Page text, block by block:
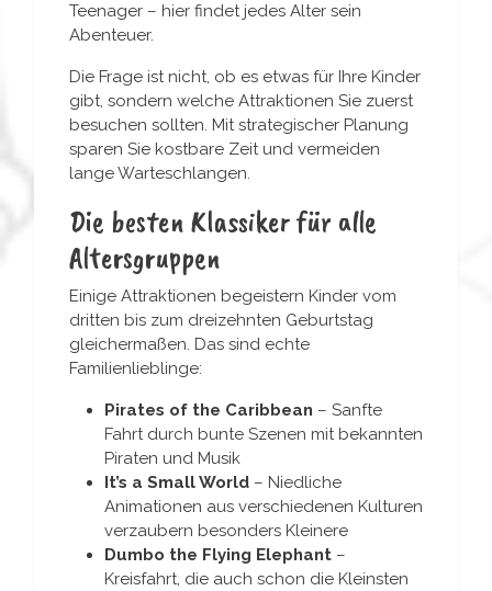
Teenager – hier findet jedes Alter sein
Abenteuer.
Die Frage ist nicht, ob es etwas für Ihre Kinder
gibt, sondern welche Attraktionen Sie zuerst
besuchen sollten. Mit strategischer Planung
sparen Sie kostbare Zeit und vermeiden
lange Warteschlangen.
Die besten Klassiker für alle
Altersgruppen
Einige Attraktionen begeistern Kinder vom
dritten bis zum dreizehnten Geburtstag
gleichermaßen. Das sind echte
Familienlieblinge:
Pirates of the Caribbean – Sanfte
Fahrt durch bunte Szenen mit bekannten
Piraten und Musik
It’s a Small World – Niedliche
Animationen aus verschiedenen Kulturen
verzaubern besonders Kleinere
Dumbo the Flying Elephant –
Kreisfahrt, die auch schon die Kleinsten